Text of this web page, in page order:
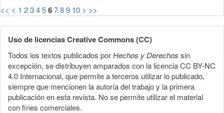
<< < 1 23456789 10 > >>
Uso de licencias Creative Commons (CC)
Todos los textos publicados porHechos y Derechos sin
excepción, se distribuyen amparados con la licencia CC BY-NC
4.0 Internacional, que permite a terceros utilizar lo publicado,
siempre que mencionen la autoría del trabajo y la primera
publicación en esta revista. No se permite utilizar el material
con fines comerciales.